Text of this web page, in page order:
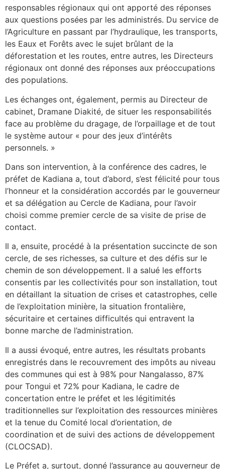
responsables régionaux qui ont apporté des réponses
aux questions posées par les administrés. Du service de
l’Agriculture en passant par l’hydraulique, les transports,
les Eaux et Forêts avec le sujet brûlant de la
déforestation et les routes, entre autres, les Directeurs
régionaux ont donné des réponses aux préoccupations
des populations.
Les échanges ont, également, permis au Directeur de
cabinet, Dramane Diakité, de situer les responsabilités
face au problème du dragage, de l’orpaillage et de tout
le système autour « pour des jeux d’intérêts
personnels. »
Dans son intervention, à la conférence des cadres, le
préfet de Kadiana a, tout d’abord, s’est félicité pour tous
l’honneur et la considération accordés par le gouverneur
et sa délégation au Cercle de Kadiana, pour l’avoir
choisi comme premier cercle de sa visite de prise de
contact.
Il a, ensuite, procédé à la présentation succincte de son
cercle, de ses richesses, sa culture et des défis sur le
chemin de son développement. Il a salué les efforts
consentis par les collectivités pour son installation, tout
en détaillant la situation de crises et catastrophes, celle
de l’exploitation minière, la situation frontalière,
sécuritaire et certaines difficultés qui entravent la
bonne marche de l’administration.
Il a aussi évoqué, entre autres, les résultats probants
enregistrés dans le recouvrement des impôts au niveau
des communes qui est à 98% pour Nangalasso, 87%
pour Tongui et 72% pour Kadiana, le cadre de
concertation entre le préfet et les légitimités
traditionnelles sur l’exploitation des ressources minières
et la tenue du Comité local d’orientation, de
coordination et de suivi des actions de développement
(CLOCSAD).
Le Préfet a, surtout, donné l’assurance au gouverneur de